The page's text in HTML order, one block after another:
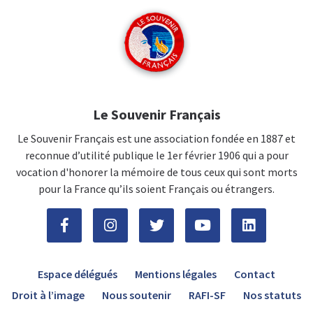
Le Souvenir Français
Le Souvenir Français est une association fondée en 1887 et
reconnue d’utilité publique le 1er février 1906 qui a pour
vocation d'honorer la mémoire de tous ceux qui sont morts
pour la France qu’ils soient Français ou étrangers.
Espace délégués Mentions légales
Contact
Droit à l’image
Nous soutenir RAFI-SF Nos statuts